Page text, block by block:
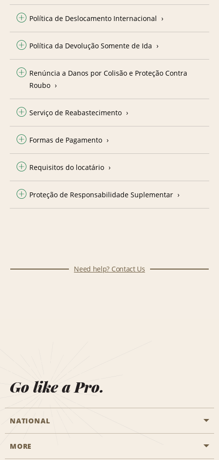
Política de Deslocamento Internacional
Política da Devolução Somente de Ida
Renúncia a Danos por Colisão e Proteção Contra
Roubo
Serviço de Reabastecimento
Formas de Pagamento
Requisitos do locatário
Proteção de Responsabilidade Suplementar
Need help? Contact Us
Go like a Pro.
NATIONAL
Start a Reservation
MORE